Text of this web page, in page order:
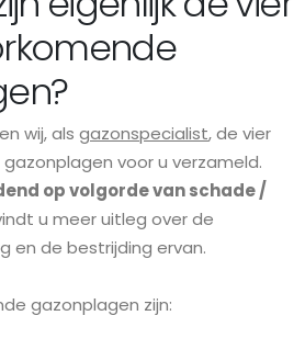
wij, als gazonspecialist, de vier
voor u verzameld.
op volgorde van schade /
u meer uitleg over de
en de bestrijding ervan.
gazonplagen zijn: